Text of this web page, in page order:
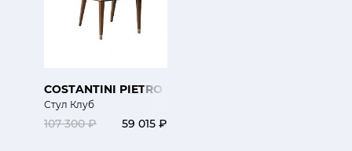
COSTANTINI PIETRO
Стул Клуб
107 300 ₽ 59 015 ₽